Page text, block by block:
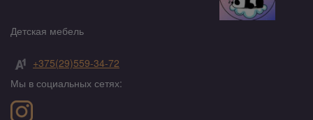
Детская мебель
+375(29)559-34-72
Мы в социальных сетях: